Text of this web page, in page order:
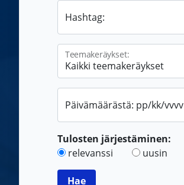
Hashtag:
Teemakeräykset:
Päivämäärästä: pp/kk/vvvv
Tulosten järjestäminen:
relevanssi
uusin